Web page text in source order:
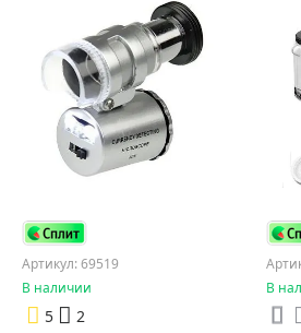
Артикул: 69519
В наличии
5
2
В